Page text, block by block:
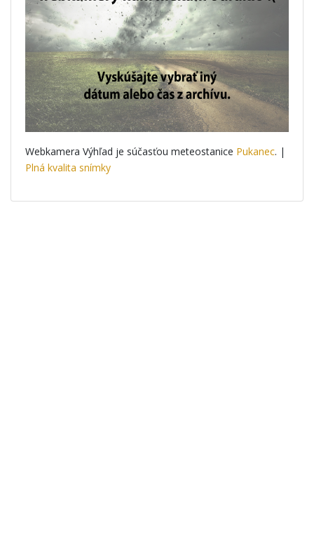
Webkamera Výhľad je súčasťou meteostanice Pukanec. |
Plná kvalita snímky